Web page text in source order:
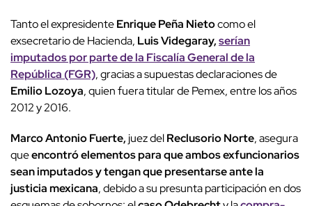
Tanto el expresidenteEnrique Peña Nietocomo el
exsecretario de Hacienda, Luis Videgaray,serían
imputados por parte de la Fiscalía General de la
República (FGR), gracias a supuestas declaraciones de
Emilio Lozoya, quien fuera titular de Pemex, entre los años
2012 y 2016.
Marco Antonio Fuerte,juez delReclusorio Norte, asegura
queencontró elementos para que ambos exfuncionarios
sean imputados y tengan que presentarse ante la
justicia mexicana, debido a su presunta participación en dos